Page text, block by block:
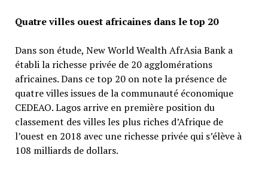
Quatre villes ouest africaines dans le top 20
Dans son étude, New World Wealth AfrAsia Bank a
établi la richesse privée de 20 agglomérations
africaines. Dans ce top 20 on note la présence de
quatre villes issues de la communauté économique
CEDEAO. Lagos arrive en première position du
classement des villes les plus riches d’Afrique de
l’ouest en 2018 avec une richesse privée qui s’élève à
108 milliards de dollars.